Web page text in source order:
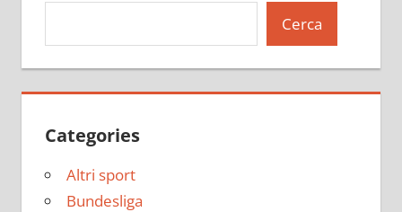
Cerca
Categories
Altri sport
Bundesliga